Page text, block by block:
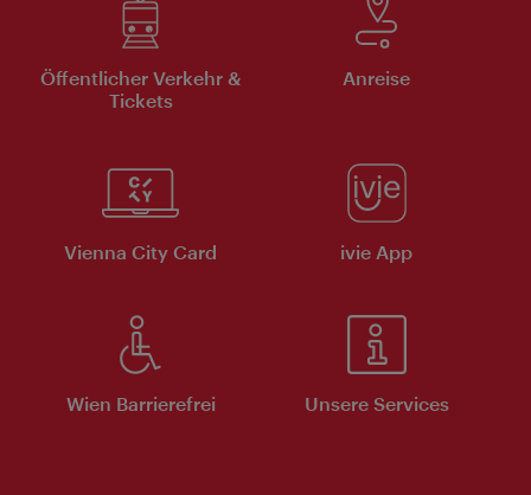
Öffentlicher Verkehr &
Tickets
Anreise
Vienna City Card ivie App
Wien Barrierefrei Unsere Services